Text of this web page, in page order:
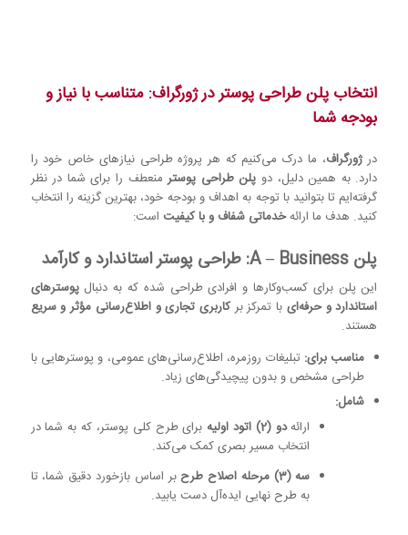
انتخاب پلن طراحی پوستر در ژورگراف: متناسب با نیاز و
بودجه شما
درژورگراف، ما درک می‌کنیم که هر پروژه طراحی نیازهای خاص خود را
دارد. به همین دلیل، دو پلن طراحی پوسترمنعطف را برای شما در نظر
گرفته‌ایم تا بتوانید با توجه به اهداف و بودجه خود، بهترین گزینه را انتخاب
کنید. هدف ما ارائهخدماتی شفاف و با کیفیت است:
پلن A – Business: طراحی پوستر استاندارد و کارآمد
این پلن برای کسب‌وکارها و افرادی طراحی شده که به دنبالپوسترهای
استاندارد و حرفه‌ای با تمرکز برکاربری تجاری و اطلاع‌رسانی مؤثر و سریع
هستند.
مناسب برای: تبلیغات روزمره، اطلاع‌رسانی‌های عمومی، و پوسترهایی با
طراحی مشخص و بدون پیچیدگی‌های زیاد.
شامل:
ارائهدو (2) اتود اولیه
برای طرح کلی پوستر، که به شما در
انتخاب مسیر بصری کمک می‌کند.
سه (3) مرحله اصلاح طرح
بر اساس بازخورد دقیق شما، تا
به طرح نهایی ایده‌آل دست یابید.